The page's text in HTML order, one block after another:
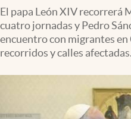
El papa León XIV recorrerá
cuatro jornadas y Pedro
encuentro con migrantes
recorridos y calles afectadas.